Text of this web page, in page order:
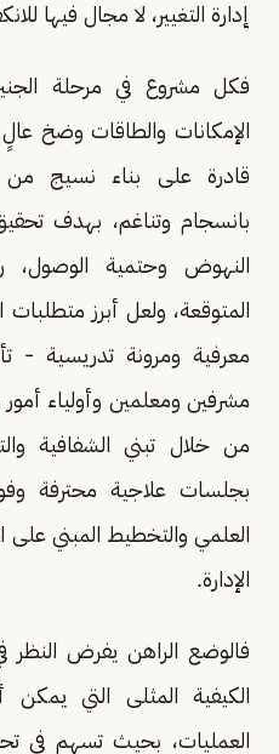
إدارة التغيير، لا مجال فيها
فكل مشروع في مرحلة
الإمكانات والطاقات وضخ عالٍ
قادرة على بناء نسيج من
بانسجام وتناغم، بهدف
النهوض وحتمية الوصول،
المتوقعة، ولعل أبرز
معرفية ومرونة تدريسية -
مشرفين ومعلمين وأولياء أمور
من خلال تبني الشفافية
بجلسات علاجية محترفة
العلمي والتخطيط المبني على
الإدارة.
فالوضع الراهن يفرض النظر
الكيفية المثلى التي
العمليات، بحيث تسهم في